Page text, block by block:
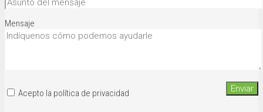
Mensaje
Acepto la política de privacidad